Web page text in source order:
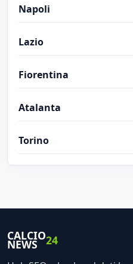
Napoli
Lazio
Fiorentina
Atalanta
Torino
CALCIO
NEWS 24